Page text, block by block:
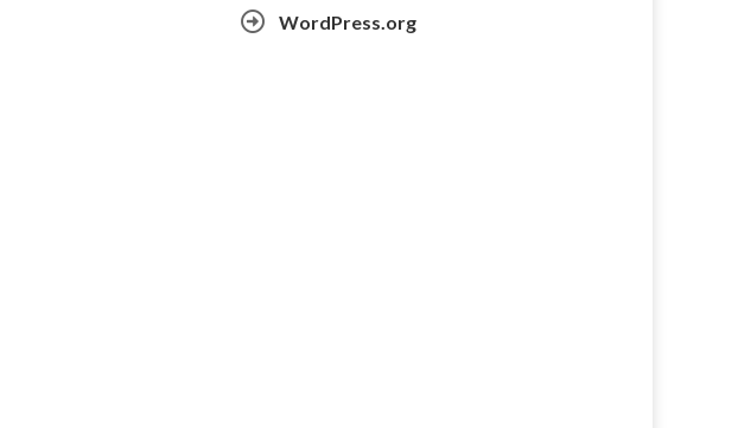
WordPress.org